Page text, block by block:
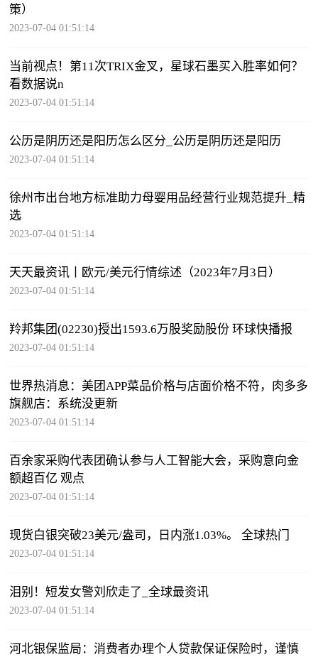
策）
2023-07-04 01:51:14
当前视点！第11次TRIX金叉，星球石墨买入胜率如何？
看数据说n
2023-07-04 01:51:14
公历是阴历还是阳历怎么区分_公历是阴历还是阳历
2023-07-04 01:51:14
徐州市出台地方标准助力母婴用品经营行业规范提升_精
选
2023-07-04 01:51:14
天天最资讯丨欧元/美元行情综述（2023年7月3日）
2023-07-04 01:51:14
羚邦集团(02230)授出1593.6万股奖励股份 环球快播报
2023-07-04 01:51:14
世界热消息：美团APP菜品价格与店面价格不符，肉多多
旗舰店：系统没更新
2023-07-04 01:51:14
百余家采购代表团确认参与人工智能大会，采购意向金
额超百亿 观点
2023-07-04 01:51:14
现货白银突破23美元/盎司，日内涨1.03%。 全球热门
2023-07-04 01:51:14
泪别！短发女警刘欣走了_全球最资讯
2023-07-04 01:51:14
河北银保监局：消费者办理个人贷款保证保险时，谨慎